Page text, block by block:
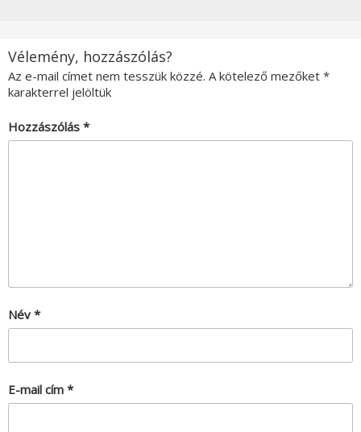
Vélemény, hozzászólás?
Az e-mail címet nem tesszük közzé. A kötelező mezőket *
karakterrel jelöltük
Hozzászólás *
Név *
E-mail cím *